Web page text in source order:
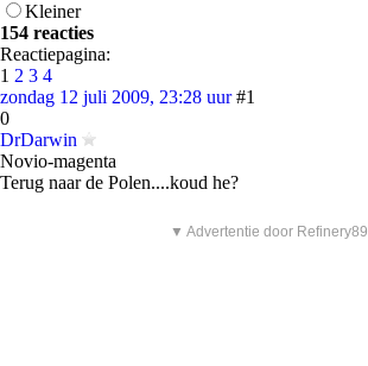
Kleiner
154 reacties
Reactiepagina:
1 2 3 4
zondag 12 juli 2009, 23:28 uur #1
0
DrDarwin
Novio-magenta
Terug naar de Polen....koud he?
▼ Advertentie door Refinery89